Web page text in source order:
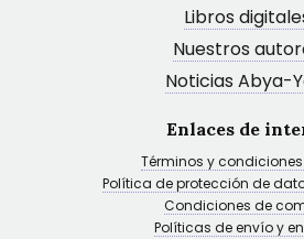
Libros
Nuestros
Noticias Abya-
Enlaces de
Términos y
Política de protección de
Condiciones de
Políticas de envío y